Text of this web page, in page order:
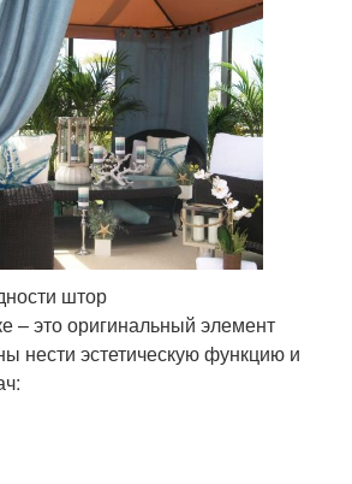
штор
– это оригинальный элемент
нести эстетическую функцию и